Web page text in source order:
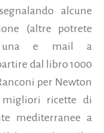
alcune
(altre potrete
una e mail a
dal libro 1000
per Newton
migliori ricette di
mediterranee a